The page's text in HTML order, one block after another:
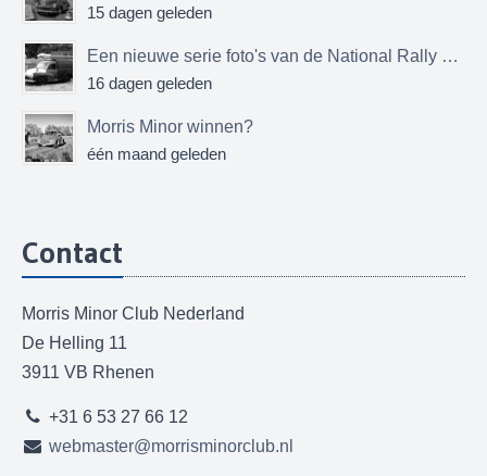
15 dagen geleden
Een nieuwe serie foto's van de National Rally MMOC
16 dagen geleden
Morris Minor winnen?
één maand geleden
Contact
Morris Minor Club Nederland
De Helling 11
3911 VB Rhenen
+31 6 53 27 66 12
webmaster@morrisminorclub.nl